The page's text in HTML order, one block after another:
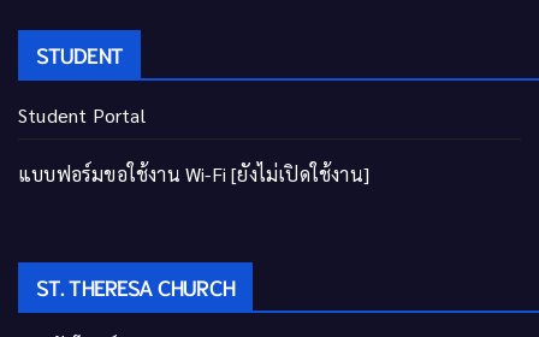
STUDENT
Student Portal
แบบฟอร์มขอใช้งาน Wi-Fi [ยังไม่เปิดใช้งาน]
ST. THERESA CHURCH